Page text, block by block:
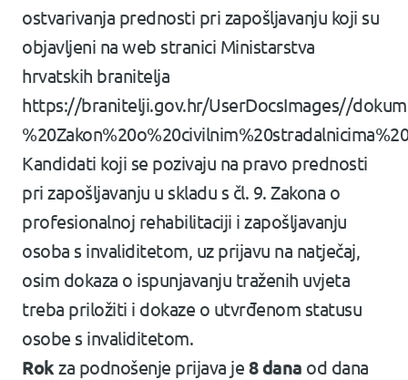
ostvarivanja prednosti pri zapošljavanju koji su
objavljeni na web stranici Ministarstva
hrvatskih branitelja
https://branitelji.gov.hr/UserDocsImages//
Kandidati koji se pozivaju na pravo prednosti
pri zapošljavanju u skladu s čl. 9. Zakona o
profesionalnoj rehabilitaciji i zapošljavanju
osoba s invaliditetom, uz prijavu na natječaj,
osim dokaza o ispunjavanju traženih uvjeta
treba priložiti i dokaze o utvrđenom statusu
osobe s invaliditetom.
Rok za podnošenje prijava je 8 dana od dana